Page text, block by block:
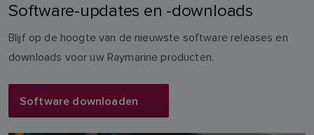
Software-updates en -downloads
Blijf op de hoogte van de nieuwste software releases en
downloads voor uw Raymarine producten.
Software downloaden